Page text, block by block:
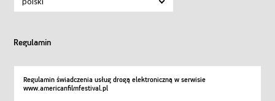
Regulamin
Regulamin świadczenia usług drogą elektroniczną w serwisie
www.americanfilmfestival.pl